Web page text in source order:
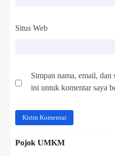
Situs Web
Simpan nama, email, dan
ini untuk komentar saya
Pojok UMKM